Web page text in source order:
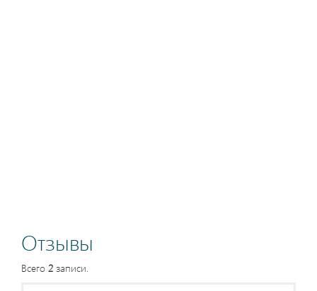
Отзывы
Всего 2 записи.